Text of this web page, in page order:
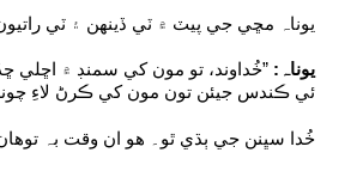
يوناہ مڇي جي پيٽ ۾ ٽي ڏينهن ۽ ٽي
يوناہ: ”خُداوند، تو مون کي سمنڊ ۾ اڇلي
ئي ڪندس جيئن تون مون کي ڪرڻ لاءِ
خُدا سڀنن جي ٻڌي ٿو۔ هو ان وقت بہ